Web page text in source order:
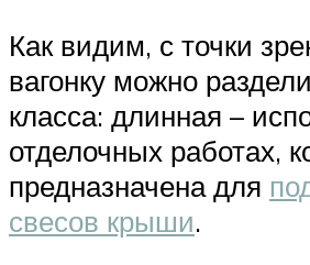
Как видим, с точки
вагонку можно
класса: длинная –
отделочных работах,
предназначена для
свесов крыши.